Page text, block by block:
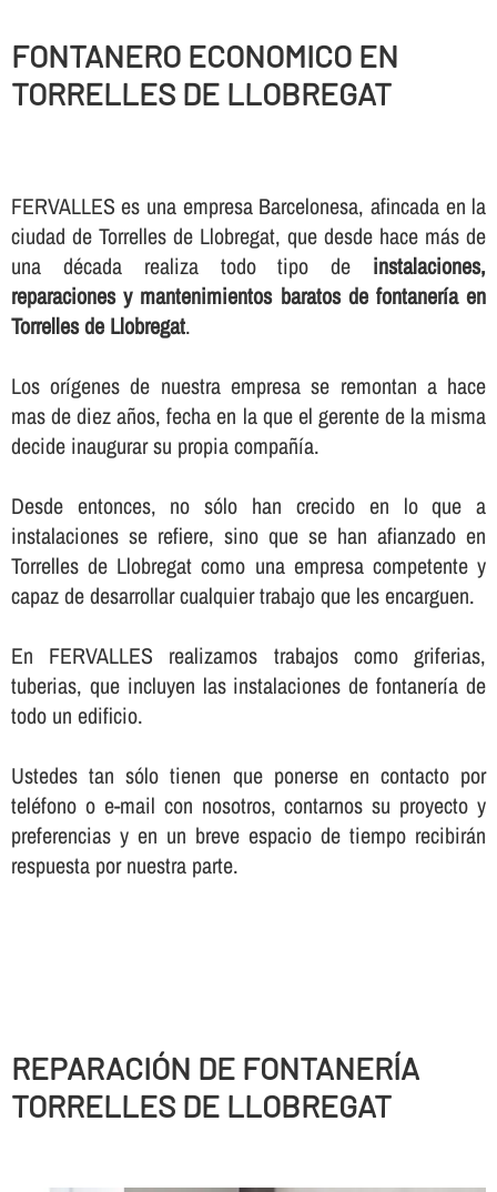
FONTANERO ECONOMICO EN
TORRELLES DE LLOBREGAT
FERVALLES es una empresa Barcelonesa, afincada en la
ciudad de Torrelles de Llobregat, que desde hace más de
una década realiza todo tipo de instalaciones,
reparaciones y mantenimientos baratos de fontanerí­a en
Torrelles de Llobregat.
Los orí­genes de nuestra empresa se remontan a hace
mas de diez años, fecha en la que el gerente de la misma
decide inaugurar su propia compañí­a.
Desde entonces, no sólo han crecido en lo que a
instalaciones se refiere, sino que se han afianzado en
Torrelles de Llobregat como una empresa competente y
capaz de desarrollar cualquier trabajo que les encarguen.
En FERVALLES realizamos trabajos como griferias,
tuberias, que incluyen las instalaciones de fontanerí­a de
todo un edificio.
Ustedes tan sólo tienen que ponerse en contacto por
teléfono o e-mail con nosotros, contarnos su proyecto y
preferencias y en un breve espacio de tiempo recibirán
respuesta por nuestra parte.
REPARACIÓN DE FONTANERÍ­A
TORRELLES DE LLOBREGAT